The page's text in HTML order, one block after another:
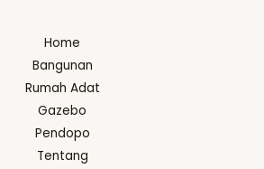
Home
Bangunan
Rumah Adat
Gazebo
Pendopo
Tentang